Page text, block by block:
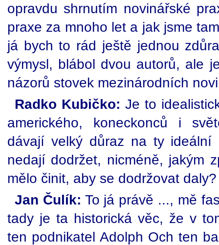
opravdu shrnutím novinářské
praxe za mnoho let a jak jsme
já bych to rád ještě jednou
výmysl, blábol dvou autorů, ale
názorů stovek mezinárodních
Radko Kubičko: Je to
amerického, koneckonců i
dávají velký důraz na ty ideální
nedají dodržet, nicméně, jakým
mělo činit, aby se dodržovat daly?
Jan Čulík: To já právě ..., mě
tady je ta historická věc, že v
ten podnikatel Adolph Och ten